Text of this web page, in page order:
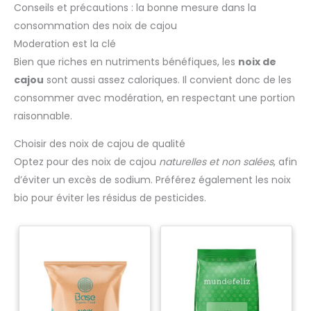
et végan
d'ingrédients d'origine naturelle. Enfin, ces comprimés zinc
magnesium vegan avec calcium vitamine d (calcium D3)
sont fabriqués selon la norme BPF, sans OGM et sans
d'une passion, WeightWorld se développe depuis 2006 et
présente une large gamme de vitamines et de minéraux.
Maintenant distribuée dans plusieurs pays, elle met
l’accent sur le développement de produits en conservant la
même passion et la même philosophie, sans jamais perdre
son souci du détail.
Conseils et précautions : la bonne mesure dans la
consommation des noix de cajou
Moderation est la clé
Bien que riches en nutriments bénéfiques, les noix de
cajou sont aussi assez caloriques. Il convient donc de les
consommer avec modération, en respectant une portion
raisonnable.
Choisir des noix de cajou de qualité
Optez pour des noix de cajou naturelles et non salées, afin
d’éviter un excès de sodium. Préférez également les noix
bio pour éviter les résidus de pesticides.